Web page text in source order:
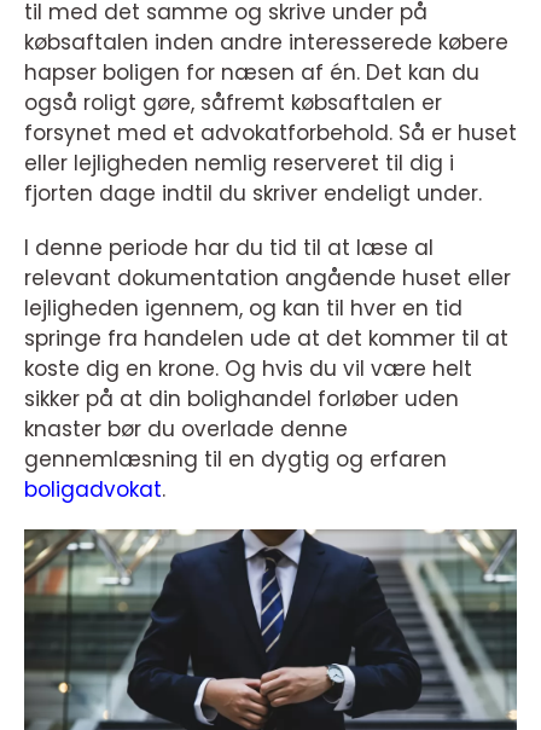
til med det samme og skrive under på
købsaftalen inden andre interesserede købere
hapser boligen for næsen af én. Det kan du
også roligt gøre, såfremt købsaftalen er
forsynet med et advokatforbehold. Så er huset
eller lejligheden nemlig reserveret til dig i
fjorten dage indtil du skriver endeligt under.
I denne periode har du tid til at læse al
relevant dokumentation angående huset eller
lejligheden igennem, og kan til hver en tid
springe fra handelen ude at det kommer til at
koste dig en krone. Og hvis du vil være helt
sikker på at din bolighandel forløber uden
knaster bør du overlade denne
gennemlæsning til en dygtig og erfaren
boligadvokat.